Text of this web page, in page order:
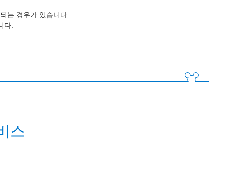
는 경우가 있습니다.
다.
스